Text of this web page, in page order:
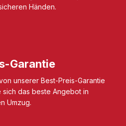
Händen.
Garantie
unserer Best-Preis-Garantie
sich das beste Angebot in
Umzug.